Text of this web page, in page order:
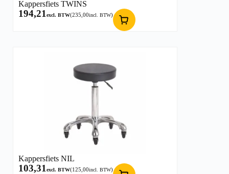
Kappersfiets TWINS
194,21excl. BTW(235,00incl. BTW)
Kappersfiets NIL
103,31excl. BTW(125,00incl. BTW)